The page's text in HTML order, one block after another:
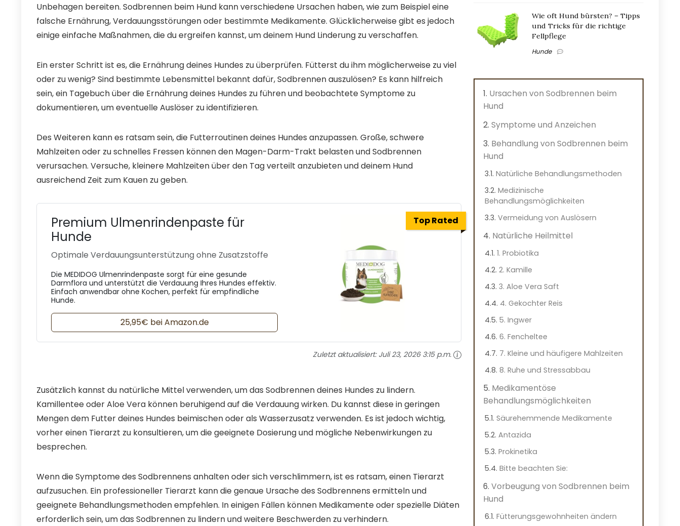
Unbehagen bereiten. Sodbrennen beim Hund kann verschiedene Ursachen haben, wie zum Beispiel eine
falsche Ernährung, Verdauungsstörungen oder bestimmte Medikamente. Glücklicherweise gibt es jedoch
einige einfache Maßnahmen, die du ergreifen kannst, um deinem Hund Linderung zu verschaffen.
Ein erster Schritt ist es, die Ernährung deines Hundes zu überprüfen. Fütterst du ihm möglicherweise zu viel
oder zu wenig? Sind bestimmte Lebensmittel bekannt dafür, Sodbrennen auszulösen? Es kann hilfreich
sein, ein Tagebuch über die Ernährung deines Hundes zu führen und beobachtete Symptome zu
dokumentieren, um eventuelle Auslöser zu identifizieren.
Des Weiteren kann es ratsam sein, die Futterroutinen deines Hundes anzupassen. Große, schwere
Mahlzeiten oder zu schnelles Fressen können den Magen-Darm-Trakt belasten und Sodbrennen
verursachen. Versuche, kleinere Mahlzeiten über den Tag verteilt anzubieten und deinem Hund
ausreichend Zeit zum Kauen zu geben.
Top Rated
Premium Ulmenrindenpaste für
Hunde
Optimale Verdauungsunterstützung ohne Zusatzstoffe
Die MEDIDOG Ulmenrindenpaste sorgt für eine gesunde
Darmflora und unterstützt die Verdauung Ihres Hundes effektiv.
Einfach anwendbar ohne Kochen, perfekt für empfindliche
Hunde.
25,95€ bei Amazon.de
Zuletzt aktualisiert: Juli 23, 2026 3:15 p.m.
Zusätzlich kannst du natürliche Mittel verwenden, um das Sodbrennen deines Hundes zu lindern.
Kamillentee oder Aloe Vera können beruhigend auf die Verdauung wirken. Du kannst diese in geringen
Mengen dem Futter deines Hundes beimischen oder als Wasserzusatz verwenden. Es ist jedoch wichtig,
vorher einen Tierarzt zu konsultieren, um die geeignete Dosierung und mögliche Nebenwirkungen zu
besprechen.
Wenn die Symptome des Sodbrennens anhalten oder sich verschlimmern, ist es ratsam, einen Tierarzt
aufzusuchen. Ein professioneller Tierarzt kann die genaue Ursache des Sodbrennens ermitteln und
geeignete Behandlungsmethoden empfehlen. In einigen Fällen können Medikamente oder spezielle Diäten
erforderlich sein, um das Sodbrennen zu lindern und weitere Beschwerden zu verhindern.
Wie oft Hund bürsten? – Tipps
und Tricks für die richtige
Fellpflege
Hunde
Ursachen von Sodbrennen beim
Hund
Symptome und Anzeichen
Behandlung von Sodbrennen beim
Hund
Natürliche Behandlungsmethoden
Medizinische
Behandlungsmöglichkeiten
Vermeidung von Auslösern
Natürliche Heilmittel
1. Probiotika
2. Kamille
3. Aloe Vera Saft
4. Gekochter Reis
5. Ingwer
6. Fencheltee
7. Kleine und häufigere Mahlzeiten
8. Ruhe und Stressabbau
Medikamentöse
Behandlungsmöglichkeiten
Säurehemmende Medikamente
Antazida
Prokinetika
Bitte beachten Sie:
Vorbeugung von Sodbrennen beim
Hund
Fütterungsgewohnheiten ändern